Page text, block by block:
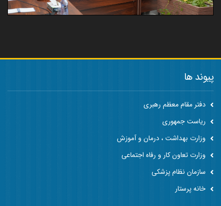
پیوند ها
دفتر مقام معظم رهبری
ریاست جمهوری
وزارت بهداشت ، درمان و آموزش
وزارت تعاون کار و رفاه اجتماعی
سازمان نظام پزشکی
خانه پرستار